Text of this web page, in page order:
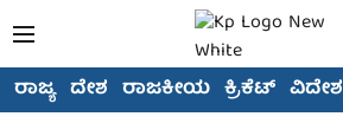
ರಾಜ್ಯ ದೇಶ ರಾಜಕೀಯ ಕ್ರಿಕೆಟ್ ವಿದೇಶ